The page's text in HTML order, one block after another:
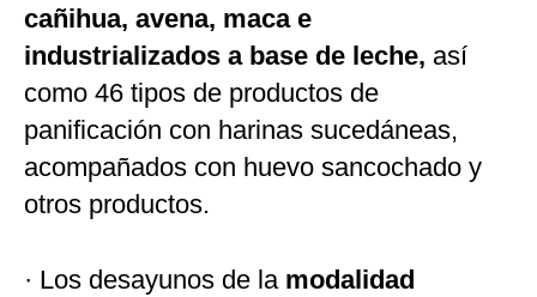
cañihua, avena, maca e
industrializados a base de leche, así
como 46 tipos de productos de
panificación con harinas sucedáneas,
acompañados con huevo sancochado y
otros productos.
· Los desayunos de la modalidad